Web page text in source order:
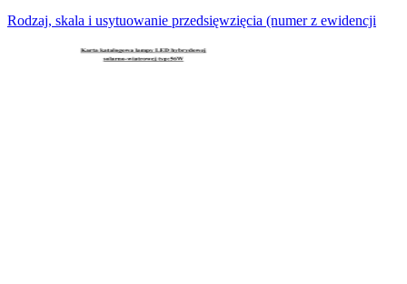
Rodzaj, skala i usytuowanie przedsięwzięcia (numer z ewidencji